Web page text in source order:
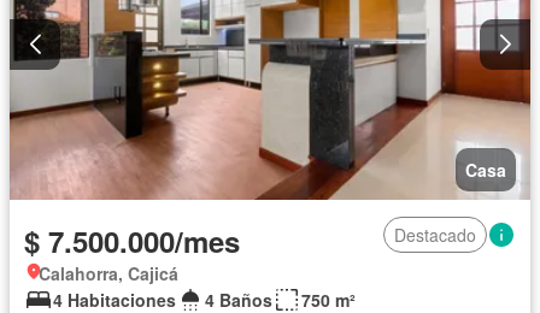
Casa
$ 7.500.000/mes
Destacado
Calahorra, Cajicá
4 Habitaciones
4 Baños
750 m²